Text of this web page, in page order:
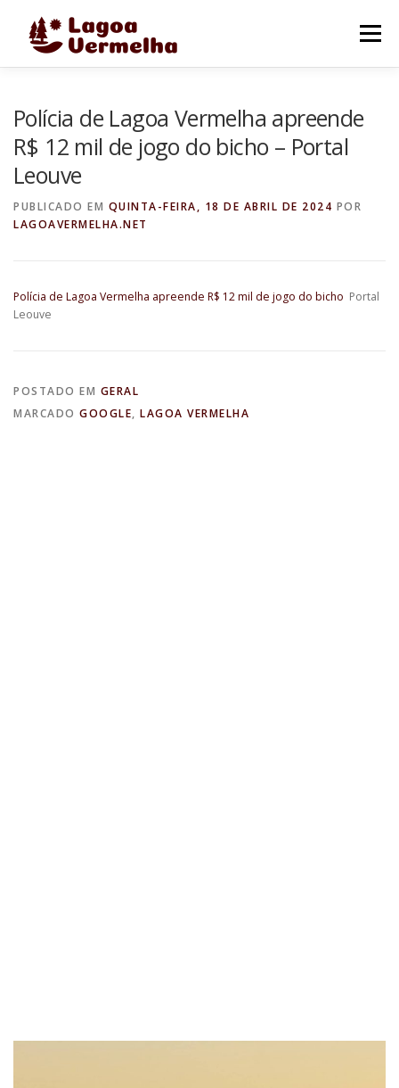
Menu
Polícia de Lagoa Vermelha apreende
R$ 12 mil de jogo do bicho – Portal
Leouve
PUBLICADO EM QUINTA-FEIRA, 18 DE ABRIL DE 2024 POR
LAGOAVERMELHA.NET
Polícia de Lagoa Vermelha apreende R$ 12 mil de jogo do bicho Portal
Leouve
POSTADO EM GERAL
MARCADO GOOGLE, LAGOA VERMELHA